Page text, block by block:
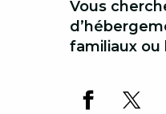
Vous
familiaux ou